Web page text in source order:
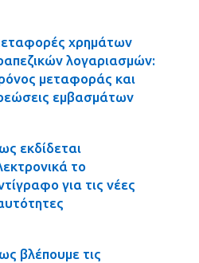
χρημάτων
λογαριασμών:
μεταφοράς και
εμβασμάτων
εκδίδεται
το
για τις νέες
βλέπουμε τις